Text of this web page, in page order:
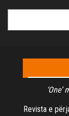
Revista e